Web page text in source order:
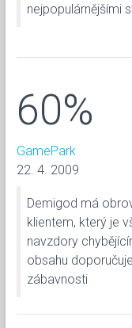
nejpopulárnějšími
60%
GamePark
22. 4. 2009
Demigod má
klientem, který je
navzdory
obsahu
zábavnosti